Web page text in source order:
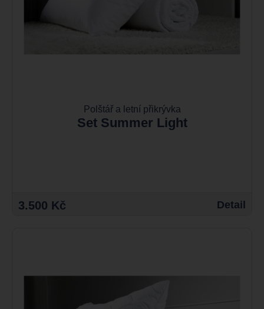
Polštář a letní přikrývka
Set Summer Light
3.500 Kč Detail